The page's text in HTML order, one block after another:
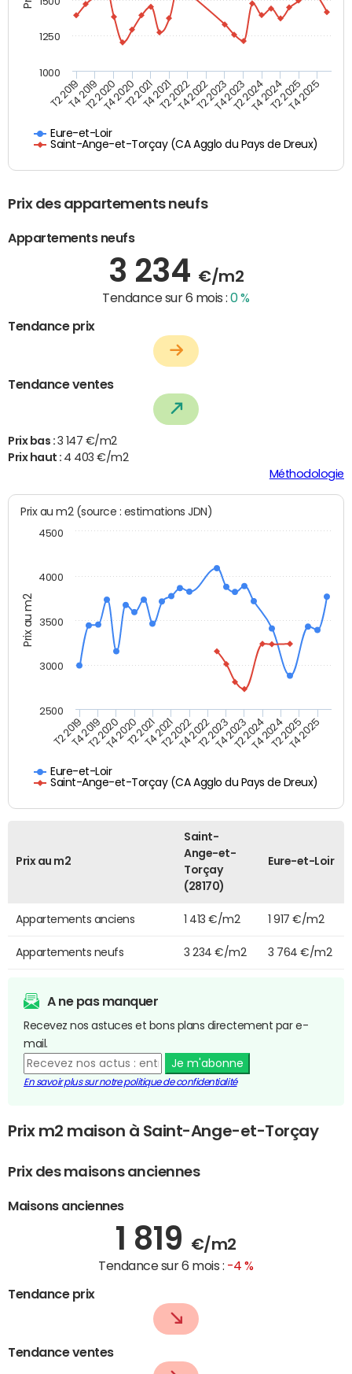
Eure-et-Loir
Saint-Ange-et-Torçay (CA Agglo du Pays de Dreux)
T2 2019T4 2019T2 2020T4 2020T2 2021T4 2021T2 2022T4 2022T2 2023T4 2023T2 2024T4 2024T2 2025T4 2025
1000
1250
Prix des appartements neufs
Appartements neufs
3 234 €/m2
Tendance sur 6 mois :0 %
Tendance prix
Tendance ventes
Prix bas : 3 147 €/m2
Prix haut : 4 403 €/m2
Méthodologie
Prix au m2
Prix au m2 (source : estimations JDN)
Eure-et-Loir
Saint-Ange-et-Torçay (CA Agglo du Pays de Dreux)
T2 2019T4 2019T2 2020T4 2020T2 2021T4 2021T2 2022T4 2022T2 2023T4 2023T2 2024T4 2024T2 2025T4 2025
2500
3000
3500
4000
4500
Prix au m2
Saint-
Ange-et-
Torçay
(28170)
Eure-et-Loir
Appartements anciens 1 413 €/m2 1 917 €/m2
Appartements neufs 3 234 €/m2 3 764 €/m2
A ne pas manquer
Recevez nos astuces et bons plans directement par e-
mail.
Je m'abonne
En savoir plus sur notre politique de confidentialité
Prix m2 maison à Saint-Ange-et-Torçay
Prix des maisons anciennes
Maisons anciennes
1 819 €/m2
Tendance sur 6 mois : -4 %
Tendance prix
Tendance ventes